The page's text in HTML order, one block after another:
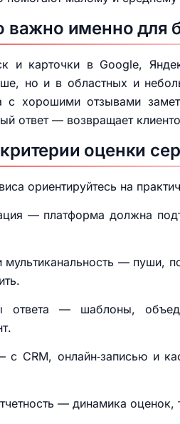
важно именно для
и карточки в Google,
но и в областных и
с хорошими отзывами
ответ — возвращает
оценки
ориентируйтесь на
— платформа должна
— пуши,
ответа — шаблоны,
с CRM, онлайн‑записью и
— динамика